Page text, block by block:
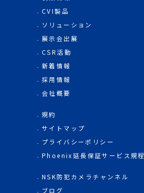
CVI製品
ソリューション
展示会出展
CSR活動
新着情報
採用情報
会社概要
規約
サイトマップ
プライバシーポリシー
Phoenix延長保証サービス規程
NSK防犯カメラチャンネル
ブログ